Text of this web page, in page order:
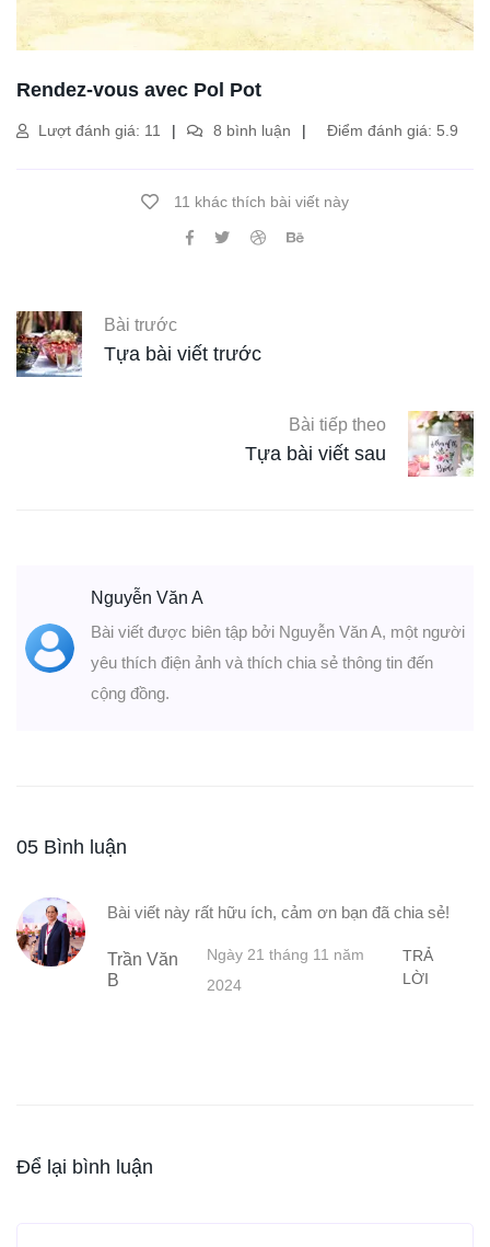
Rendez-vous avec Pol Pot
Lượt đánh giá: 11 8 bình luận Điểm đánh giá: 5.9
11 khác thích bài viết này
Bài trước
Tựa bài viết trước
Bài tiếp theo
Tựa bài viết sau
Nguyễn Văn A
Bài viết được biên tập bởi Nguyễn Văn A, một người
yêu thích điện ảnh và thích chia sẻ thông tin đến
cộng đồng.
05 Bình luận
Bài viết này rất hữu ích, cảm ơn bạn đã chia sẻ!
Trần Văn
B
Ngày 21 tháng 11 năm
2024
TRẢ
LỜI
Để lại bình luận